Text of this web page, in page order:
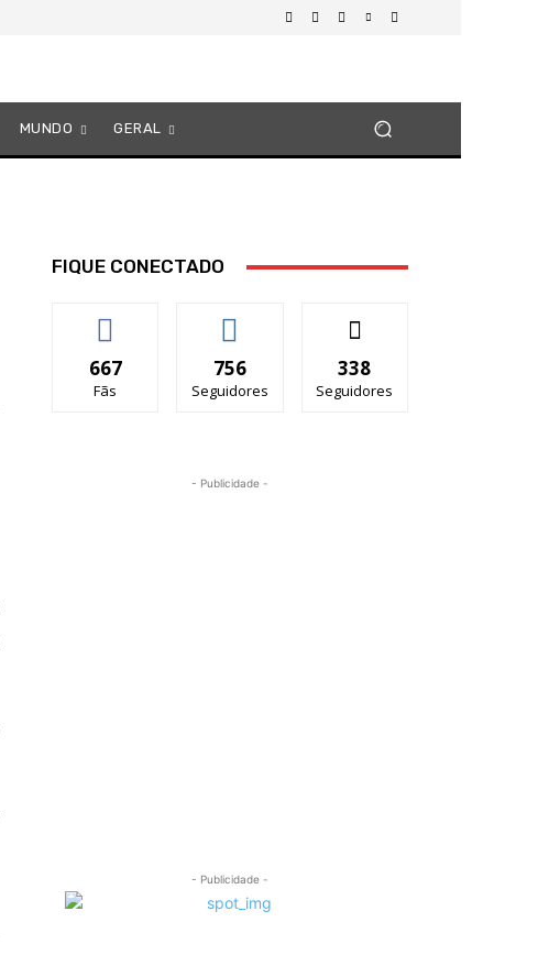
MUNDO GERAL
FIQUE CONECTADO
667
Fãs
756
Seguidores
338
Seguidores
- Publicidade -
- Publicidade -